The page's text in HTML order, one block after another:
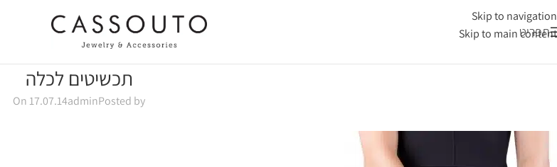
Skip to navigation
Skip to main content
תפריט
תכשיטים לכלה
Posted by
admin
On 17.07.14